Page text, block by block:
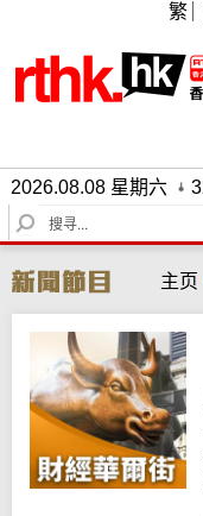
繁
2026.08.08 星期六
S
e
r
c
h
主页